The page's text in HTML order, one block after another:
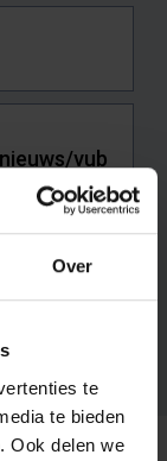
Over
te
te bieden
Ook delen we
fout zag.